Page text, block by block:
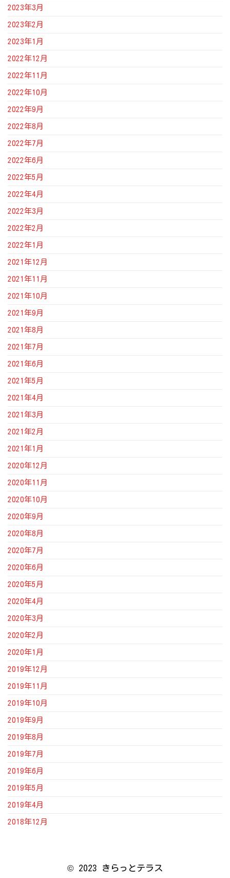
2023年3月
2023年2月
2023年1月
2022年12月
2022年11月
2022年10月
2022年9月
2022年8月
2022年7月
2022年6月
2022年5月
2022年4月
2022年3月
2022年2月
2022年1月
2021年12月
2021年11月
2021年10月
2021年9月
2021年8月
2021年7月
2021年6月
2021年5月
2021年4月
2021年3月
2021年2月
2021年1月
2020年12月
2020年11月
2020年10月
2020年9月
2020年8月
2020年7月
2020年6月
2020年5月
2020年4月
2020年3月
2020年2月
2020年1月
2019年12月
2019年11月
2019年10月
2019年9月
2019年8月
2019年7月
2019年6月
2019年5月
2019年4月
2018年12月
© 2023 きらっとテラス